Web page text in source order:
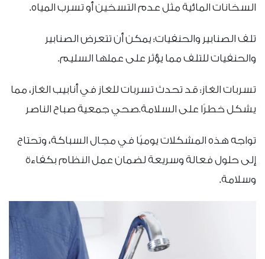
السخانات المائية مثل عدم التسخين أو تسرب المياه.
تلف الصنابير والحنفيات: يمكن أن تتعرض الصنابير
والحنفيات للتلف مما يؤثر على عملها السليم.
تسربات الغاز: قد تحدث تسربات للغاز في أنابيب الغاز، مما
يشكل خطرًا على السلامة.صحي جمعية صباح الناصر
تواجه هذه المشكلات يوميًا في مجال السباكة، وتحتاج
إلى حلول فعالة وسريعة لضمان عمل النظام بكفاءة
وسلامة.